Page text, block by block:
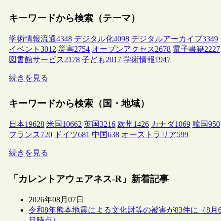
キーワードから検索（テーマ）
学術情報流通4348 デジタル化4098 デジタルアーカイブ3349
イベント 3012 災害2754 オープンアクセス2678 電子書籍2227
図書館サービス2178 子ども2017 学術情報1947
続きを見る
キーワードから検索（国・地域）
日本19628 米国 10662 英国3216 欧州 1426 カナダ1069 韓国950
フランス720 ドイツ681 中国638 オーストラリア599
続きを見る
「カレントアウェアネス-R」新着記事
2026年08月07日
令和8年熊本地震による文化財等の被害が83件に（8月